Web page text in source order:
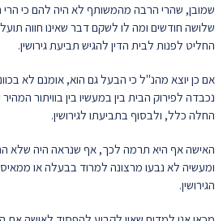
שמובן, שהרי הרבה מהמשותף לא היה להם כי הרי
שלושה חודשים ומה לו לשקם דבר שאינו חווה
החליט לפנות לבית הדין להגיש תביעת גירושין.
אם כן יוצא מהנ"ל כי הבעל גם הוא, אומנם לא
נכבדה לפירוק הבית בין במעשיו בין בוויתור
החלה כלל, ולבסוף בתביעתו לגירושין.
האישה אף היא תרמה לכך, אף שנראה היה שלא
ומעשיה לא נבעו מרצונה למרוד בבעלה או
הגירושין.